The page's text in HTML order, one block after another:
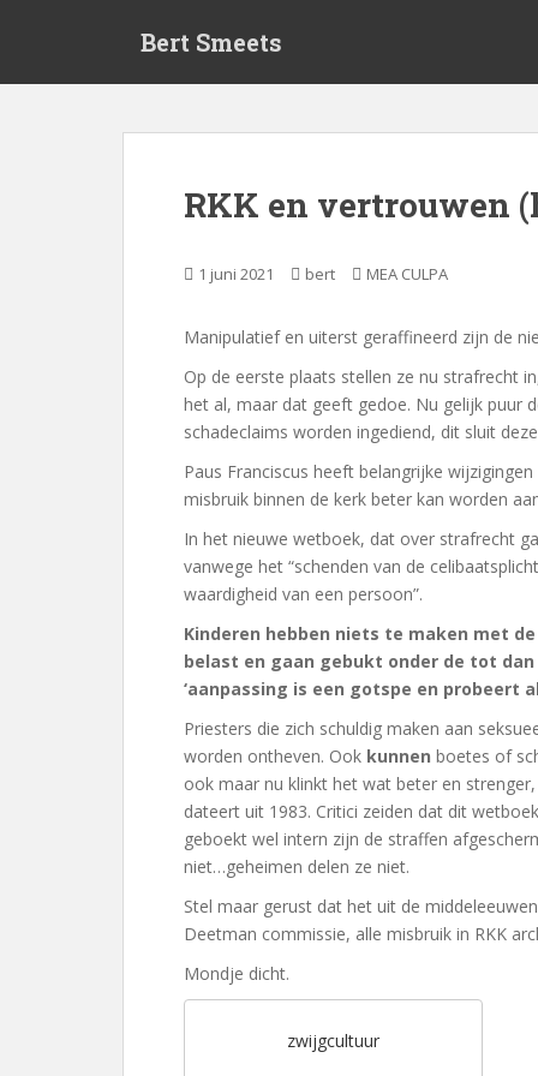
Bert Smeets
RKK en vertrouwen
1 juni 2021 bert MEA CULPA
Manipulatief en uiterst geraffineerd zijn de
Op de eerste plaats stellen ze nu strafrecht
het al, maar dat geeft gedoe. Nu gelijk puur
schadeclaims worden ingediend, dit sluit
Paus Franciscus heeft belangrijke
misbruik binnen de kerk beter kan worden
In het nieuwe wetboek, dat over strafrecht
vanwege het “schenden van de
waardigheid van een persoon”.
Kinderen hebben niets te maken met
belast en gaan gebukt onder de tot
‘aanpassing is een gotspe en probeert
Priesters die zich schuldig maken aan
worden ontheven. Ook kunnen boetes of
ook maar nu klinkt het wat beter en
dateert uit 1983. Critici zeiden dat dit
geboekt wel intern zijn de straffen
niet…geheimen delen ze niet.
Stel maar gerust dat het uit de
Deetman commissie, alle misbruik in RKK
Mondje dicht.
zwijgcultuur